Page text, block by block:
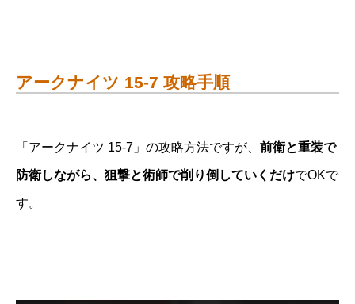
アークナイツ 15-7 攻略手順
「アークナイツ 15-7」の攻略方法ですが、 前衛と重装で
防衛しながら、狙撃と術師で削り倒していくだけでOKで
す。